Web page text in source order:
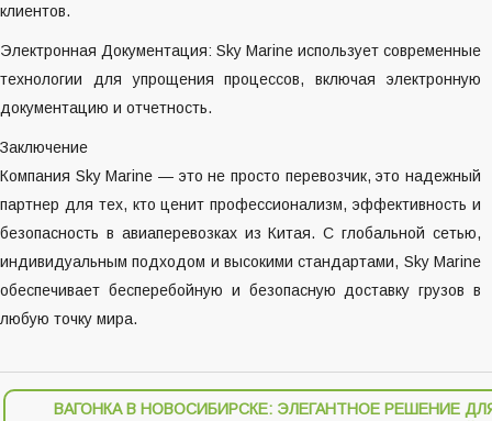
клиентов.
Электронная Документация: Sky Marine использует современные
технологии для упрощения процессов, включая электронную
документацию и отчетность.
Заключение
Компания Sky Marine — это не просто перевозчик, это надежный
партнер для тех, кто ценит профессионализм, эффективность и
безопасность в авиаперевозках из Китая. С глобальной сетью,
индивидуальным подходом и высокими стандартами, Sky Marine
обеспечивает бесперебойную и безопасную доставку грузов в
любую точку мира.
ВАГОНКА В НОВОСИБИРСКЕ: ЭЛЕГАНТНОЕ РЕШЕНИЕ